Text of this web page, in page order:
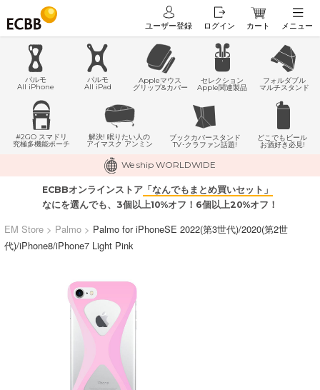
ユーザー登録 ログイン カート メニュー
パルモ
All iPhone
パルモ
All iPad
Appleマウス
グリップ&カバー
セレクション
Apple関連製品
フォルダブル
マルチスタンド
#2GO スマドリ
究極多機能ポーチ
解決! 眠りたい人の
アイマスク アンミン
ブックカバースタンド
TV･クラファン話題!
どこでもビール
お酒好き必見!
We ship WORLDWIDE
ECBBオンラインストア 「なんでもまとめ買いセット」
なにを選んでも、3個以上10%オフ！6個以上20%オフ！
EM Store > Palmo > Palmo for iPhoneSE 2022(第3世代)/2020(第2世
代)/iPhone8/iPhone7 Light Pink